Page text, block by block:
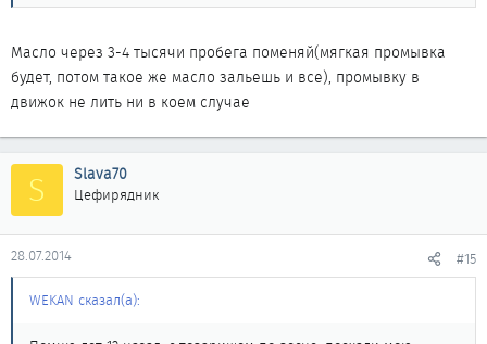
А в катализатор какой у них стоит, керамика или ред металлы?
затратам напишите у кого сколько вышло, желательно указать
валюту и курс по отношению к доллару.
А лямбда в катализаторе или до него стоит? это не повлияет?
Масло через 3-4 тысячи пробега поменяй(мягкая промывка
будет, потом такое же масло зальешь и все), промывку в
движок не лить ни в коем случае
S Slava70
Цефирядник
28.07.2014 #15
WEKAN сказал(а):